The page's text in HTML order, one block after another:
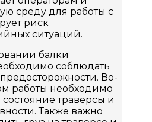
среду для работы с
риск
ситуаций.
балки
соблюдать
Во-
работы необходимо
траверсы и
Также важно